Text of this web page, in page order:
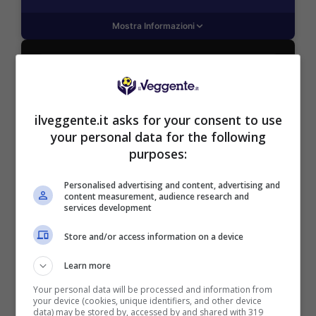
Mostra Informazioni
SNAI
Bonus Benvenuto Sport: fino a 1.000€
50% sul deposito fino a 50€
1000€
VERIFICA
Mostra Informazioni
PlanetWin365
ilveggente.it asks for your consent to use
your personal data for the following
purposes:
Personalised advertising and content, advertising and
content measurement, audience research and
services development
Store and/or access information on a device
Learn more
Your personal data will be processed and information from
your device (cookies, unique identifiers, and other device
data) may be stored by, accessed by and shared with 319